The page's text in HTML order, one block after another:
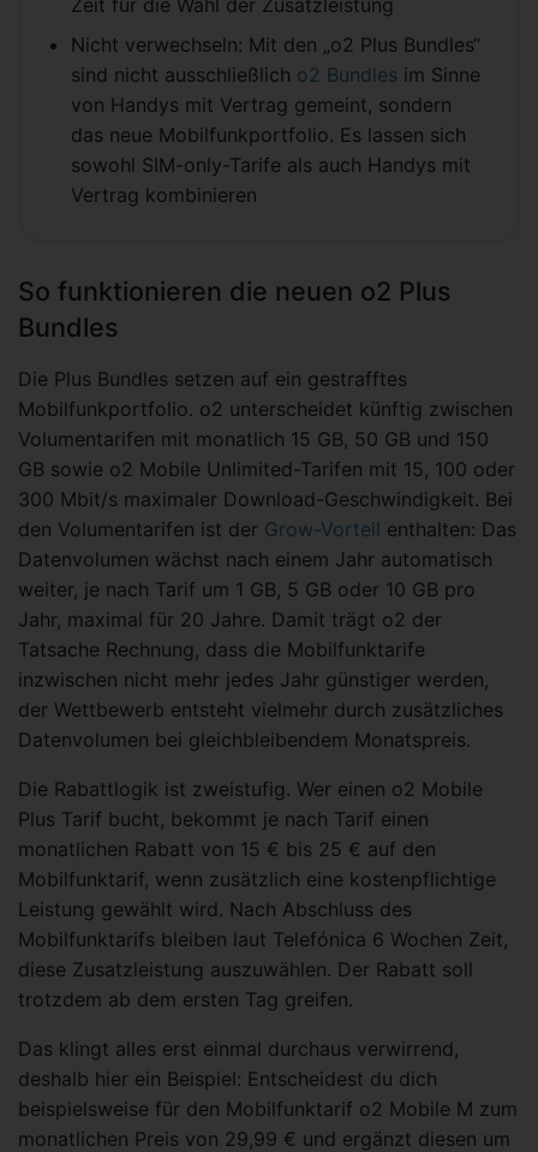
Zeit für die Wahl der Zusatzleistung
Nicht verwechseln: Mit den „o2 Plus Bundles“
sind nicht ausschließlich o2 Bundles im Sinne
von Handys mit Vertrag gemeint, sondern
das neue Mobilfunkportfolio. Es lassen sich
sowohl SIM-only-Tarife als auch Handys mit
Vertrag kombinieren
So funktionieren die neuen o2 Plus
Bundles
Die Plus Bundles setzen auf ein gestrafftes
Mobilfunkportfolio. o2 unterscheidet künftig zwischen
Volumentarifen mit monatlich 15 GB, 50 GB und 150
GB sowie o2 Mobile Unlimited-Tarifen mit 15, 100 oder
300 Mbit/s maximaler Download-Geschwindigkeit. Bei
den Volumentarifen ist der Grow-Vorteil enthalten: Das
Datenvolumen wächst nach einem Jahr automatisch
weiter, je nach Tarif um 1 GB, 5 GB oder 10 GB pro
Jahr, maximal für 20 Jahre. Damit trägt o2 der
Tatsache Rechnung, dass die Mobilfunktarife
inzwischen nicht mehr jedes Jahr günstiger werden,
der Wettbewerb entsteht vielmehr durch zusätzliches
Datenvolumen bei gleichbleibendem Monatspreis.
Die Rabattlogik ist zweistufig. Wer einen o2 Mobile
Plus Tarif bucht, bekommt je nach Tarif einen
monatlichen Rabatt von 15 € bis 25 € auf den
Mobilfunktarif, wenn zusätzlich eine kostenpflichtige
Leistung gewählt wird. Nach Abschluss des
Mobilfunktarifs bleiben laut Telefónica 6 Wochen Zeit,
diese Zusatzleistung auszuwählen. Der Rabatt soll
trotzdem ab dem ersten Tag greifen.
Das klingt alles erst einmal durchaus verwirrend,
deshalb hier ein Beispiel: Entscheidest du dich
beispielsweise für den Mobilfunktarif o2 Mobile M zum
monatlichen Preis von 29,99 € und ergänzt diesen um